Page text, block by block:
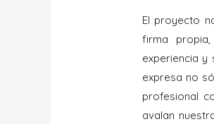
El proyecto
firma
experiencia y
expresa no
profesional
avalan